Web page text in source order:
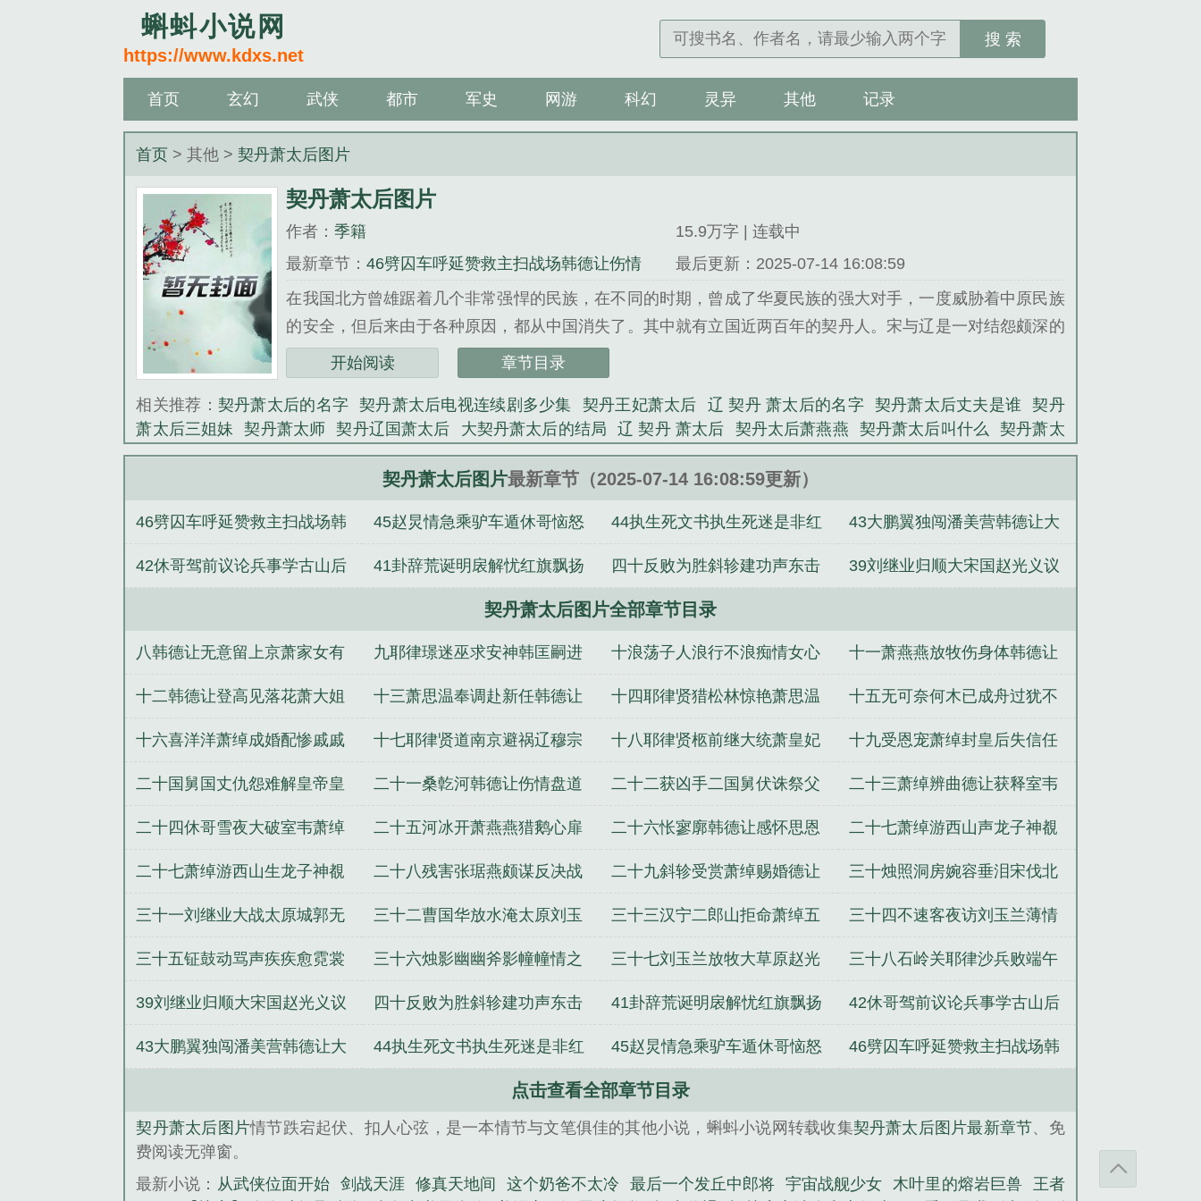
蝌蚪小说网
https://www.kdxs.net
搜 索
首页 玄幻 武侠 都市 军史 网游 科幻 灵异 其他 记录
首页 > 其他 >契丹萧太后图片
契丹萧太后图片
作者：季籍
15.9万字 | 连载中
最新章节：46劈囚车呼延赞救主扫战场韩德让伤情
最后更新：2025-07-14 16:08:59
在我国北方曾雄踞着几个非常强悍的民族，在不同的时期，曾成了华夏民族的强大对手，一度威胁着中原民族
的安全，但后来由于各种原因，都从中国消失了。其中就有立国近两百年的契丹人。宋与辽是一对结怨颇深的
冤家。宋曾进行了两次大规模的北伐战争，辽也展开了一场深入宋朝腹地的进攻，双方都斗得筋疲力尽。生灵
涂炭，城破家毁。最后，一人力排众议，主张议和。两国人民享受了百年的太平生活。这人就是契丹太后——
萧绰。她生活的那段历史，充满了战争和杀戮，在波诡云谲中她凭藉自己的智慧和将帅的赤诚辅佐一次次化险
为夷，最终奠定了全辽鼎盛的局面。...
开始阅读 章节目录
相关推荐： 契丹萧太后的名字 契丹萧太后电视连续剧多少集 契丹王妃萧太后 辽 契丹 萧太后的名字 契丹萧太后丈夫是谁
契丹
萧太后三姐妹
契丹萧太师 契丹辽国萧太后 大契丹萧太后的结局 辽 契丹 萧太后 契丹太后萧燕燕 契丹萧太后叫什么
契丹萧太
后简介 契丹萧太后的儿子 大辽契丹萧太后 契丹萧太后电视剧叫什么名字 大契丹萧太后全文免费阅读 大契丹萧太后全文 有声
契丹 萧太后是哪里人 契丹萧太后上吊 大契丹萧太后在线阅读
丹萧太后 大契丹萧太后免费阅读 契丹萧太后百度百科 契丹萧太后图片 契丹女杰萧太后 契丹的萧太后 辽 契丹 萧太后的姐妹
王者MVP 悟空你退后 过气女星带娃上综艺后 熊生从越狱开始 修真天地间 嫡女尚书凤仪传 拳皇中二命运
最后一个发丘中郎
纣王驾到之叱咤封神 万古至尊 快穿之渣女翻车纪事[H]
契丹萧太后图片最新章节（2025-07-14 16:08:59更新）
46劈囚车呼延赞救主扫战场韩
德让伤情
45赵炅情急乘驴车遁休哥恼怒
弃鞍马追
44执生死文书执生死迷是非红
黑迷是非
43大鹏翼独闯潘美营韩德让大
战呼延赞
42休哥驾前议论兵事学古山后 41卦辞荒诞明扆解忧红旗飘扬 四十反败为胜斜轸建功声东击
西德让乞援
39刘继业归顺大宋国赵光义议
契丹萧太后图片全部章节目录
八韩德让无意留上京萧家女有
心赏明月
九耶律璟迷巫求安神韩匡嗣进
言得宠信
十浪荡子人浪行不浪痴情女心
痴情也痴
十一萧燕燕放牧伤身体韩德让
巡视遇豺狼
十二韩德让登高见落花萧大姐
俯首悲流水
十三萧思温奉调赴新任韩德让
请战复旧城
十四耶律贤猎松林惊艳萧思温
昧良心讦亲
十五无可奈何木已成舟过犹不
及命好弄人
十六喜洋洋萧绰成婚配惨戚戚
德让伯劳飞
十七耶律贤道南京避祸辽穆宗
猎黑河杀弑
十八耶律贤柩前继大统萧皇妃
帷中平逆叛
十九受恩宠萧绰封皇后失信任
国舅生怨心
二十国舅国丈仇怨难解皇帝皇
后同朝称制
二十一桑亁河韩德让伤情盘道
岭萧思温遇害
二十二获凶手二国舅伏诛祭父
灵三姊妹追忆
二十三萧绰辨曲德让获释室韦
反叛逊宁征讨
二十四休哥雪夜大破室韦萧绰
阳春垂钓鸭子
二十五河冰开萧燕燕猎鹅心扉
闭韩德让拒婚
二十六怅寥廓韩德让感怀思恩
情耶律贤滥赏
二十七萧绰游西山声龙子神覩
巡黄龙获逆贼
二十七萧绰游西山生龙子神覩
巡黄龙获逆贼
二十八残害张琚燕颇谋反决战
治河神覩伏诛
二十九斜轸受赏萧绰赐婚德让
探宫隆绪骑马
三十烛照洞房婉容垂泪宋伐北
汉斜轸领兵
三十一刘继业大战太原城郭无
为紧闭皇城门
三十二曹国华放水淹太原刘玉
兰报情走契丹
三十三汉宁二郎山拒命萧绰五
凤楼上观灯
三十四不速客夜访刘玉兰薄情
郎恝对萧婉容
三十五钲鼓动骂声疾疾愈霓裳
舞律音靡靡废
三十六烛影幽幽斧影幢幢情之
切切言之凿凿
三十七刘玉兰放牧大草原赵光
义进兵太原城
三十八石岭关耶律沙兵败端午
节刘继元投降
39刘继业归顺大宋国赵光义议
取幽燕地
四十反败为胜斜轸建功声东击
西德让乞援
41卦辞荒诞明扆解忧红旗飘扬
德让增勇
42休哥驾前议论兵事学古山后
挖掘地道
43大鹏翼独闯潘美营韩德让大 44执生死文书执生死迷是非红 45赵炅情急乘驴车遁休哥恼怒
弃鞍马追
46劈囚车呼延赞救主扫战场韩
点击查看全部章节目录
契丹萧太后图片情节跌宕起伏、扣人心弦，是一本情节与文笔俱佳的其他小说，蝌蚪小说网转载收集契丹萧太后图片最新章节、免
费阅读无弹窗。
最新小说： 从武侠位面开始 剑战天涯 修真天地间 这个奶爸不太冷 最后一个发丘中郎将 宇宙战舰少女 木叶里的熔岩巨兽
王者